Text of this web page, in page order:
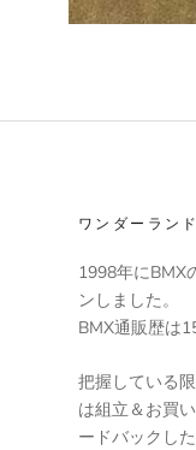
ワンダーラン
1998年にBMX
ンしました。
BMX通販歴は
把握している
は組立＆お買
ードバックし